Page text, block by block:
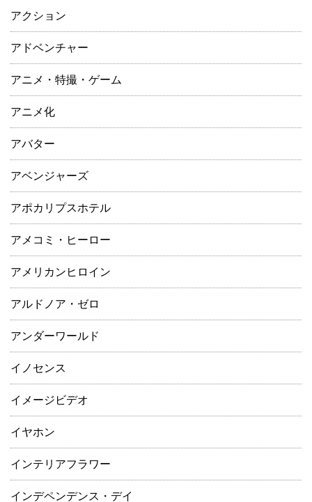
アクション
アドベンチャー
アニメ・特撮・ゲーム
アニメ化
アバター
アベンジャーズ
アポカリプスホテル
アメコミ・ヒーロー
アメリカンヒロイン
アルドノア・ゼロ
アンダーワールド
イノセンス
イメージビデオ
イヤホン
インテリアフラワー
インデペンデンス・デイ